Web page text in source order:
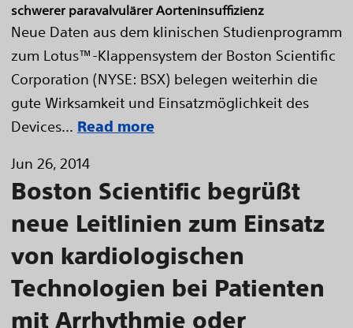
schwerer paravalvulärer Aorteninsuffizienz
Neue Daten aus dem klinischen Studienprogramm
zum Lotus™-Klappensystem der Boston Scientific
Corporation (NYSE: BSX) belegen weiterhin die
gute Wirksamkeit und Einsatzmöglichkeit des
Devices... Read more
Jun 26, 2014
Boston Scientific begrüßt
neue Leitlinien zum Einsatz
von kardiologischen
Technologien bei Patienten
mit Arrhythmie oder